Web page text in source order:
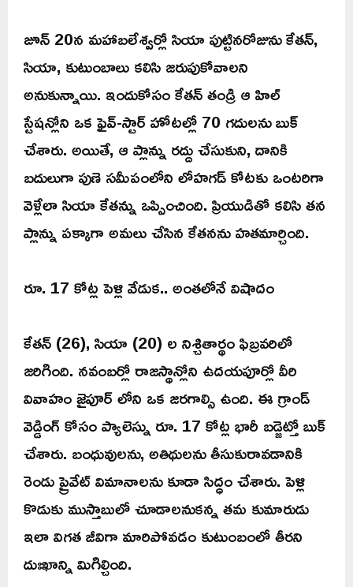
జూన్ 20న మహాబలేశ్వర్లో సియా పుట్టినరోజును కేతన్,
సియా, కుటుంబాలు కలిసి జరుపుకోవాలని
అనుకున్నాయి. ఇందుకోసం కేతన్ తండ్రి ఆ హిల్
స్టేషన్లోని ఒక ఫైవ్-స్టార్ హోటల్లో 70 గదులను బుక్
చేశారు. అయితే, ఆ ప్లాన్ను రద్దు చేసుకుని, దానికి
బదులుగా పుణె సమీపంలోని లోహగడ్ కోటకు ఒంటరిగా
వెళ్లేలా సియా కేతన్ను ఒప్పించింది. ప్రియుడితో కలిసి తన
ప్లాన్ను పక్కాగా అమలు చేసిన కేతనను హతమార్చింది.
రూ. 17 కోట్ల పెళ్లి వేడుక.. అంతలోనే విషాదం
కేతన్ (26), సియా (20) ల నిశ్చితార్థం ఫిబ్రవరిలో
జరిగింది. నవంబర్లో రాజస్థాన్లోని ఉదయపూర్లో వీరి
వివాహం జైపూర్ లోని ఒక జరగాల్సి ఉంది. ఈ గ్రాండ్
వెడ్డింగ్ కోసం ప్యాలెస్ను రూ. 17 కోట్ల భారీ బడ్జెట్తో బుక్
చేశారు. బంధువులను, అతిథులను తీసుకురావడానికి
రెండు ప్రైవేట్ విమానాలను కూడా సిద్ధం చేశారు. పెళ్లి
కొడుకు ముస్తాబులో చూడాలనుకన్న తమ కుమారుడు
ఇలా విగత జీవిగా మారిపోవడం కుటుంబంలో తీరని
దుఃఖాన్ని మిగిల్చింది.